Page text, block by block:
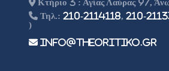
Κτήριο 3 : Αγίας Λαύρας 97,
Τηλ.:210-2114118,210-
)
info@theoritiko.gr